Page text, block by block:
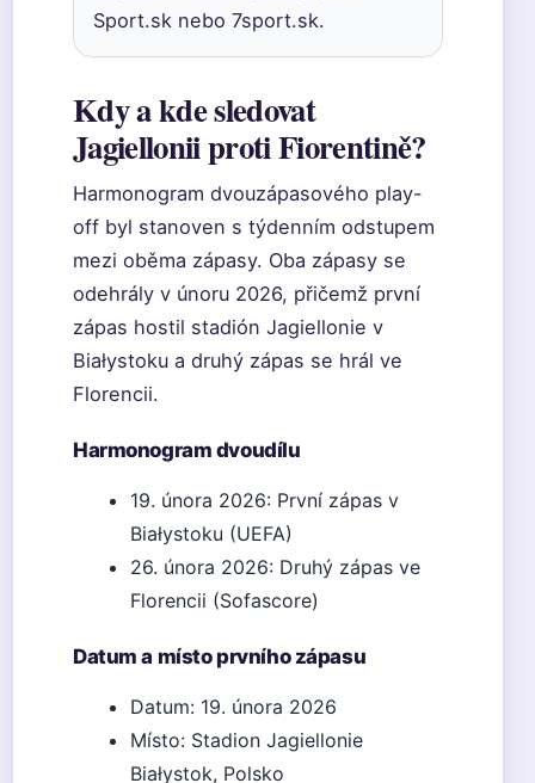
Sport.sk nebo 7sport.sk.
Kdy a kde sledovat
Jagiellonii proti Fiorentině?
Harmonogram dvouzápasového play-
off byl stanoven s týdenním odstupem
mezi oběma zápasy. Oba zápasy se
odehrály v únoru 2026, přičemž první
zápas hostil stadión Jagiellonie v
Białystoku a druhý zápas se hrál ve
Florencii.
Harmonogram dvoudílu
19. února 2026: První zápas v
Białystoku (UEFA)
26. února 2026: Druhý zápas ve
Florencii (Sofascore)
Datum a místo prvního zápasu
Datum: 19. února 2026
Místo: Stadion Jagiellonie
Białystok, Polsko